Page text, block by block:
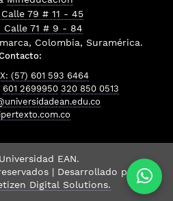
79 # 11 - 45
Calle 71 # 9 - 84
Colombia, Suramérica.
(57) 601 593 6464
601 2699950 320 850 0513
EAN.
| Desarrollado por
Digital Solutions.